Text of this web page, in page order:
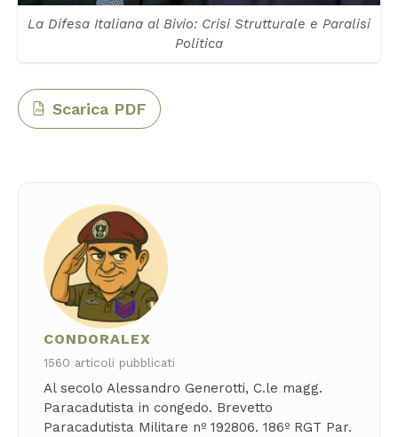
La Difesa Italiana al Bivio: Crisi Strutturale e Paralisi
Politica
PDF Scarica PDF
CONDORALEX
1560 articoli pubblicati
Al secolo Alessandro Generotti, C.le magg.
Paracadutista in congedo. Brevetto
Paracadutista Militare nº 192806. 186º RGT Par.